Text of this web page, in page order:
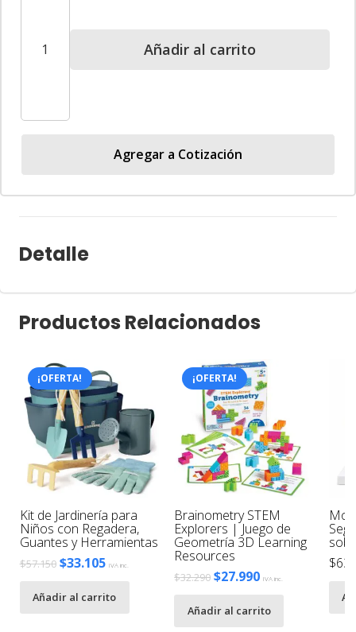
50x70
Doble
Añadir al carrito
Agregar a Cotización
Detalle
Productos Relacionados
¡OFERTA!
Kit de Jardinería para
Niños con Regadera,
Guantes y Herramientas
$57.150 El
original
$33.105El
actual
IVA inc.
Añadir al carrito
¡OFERTA!
Brainometry STEM
Explorers | Juego de
Geometría 3D Learning
Resources
$32.290 El
original
$27.990El
actual
IVA inc.
Añadir al carrito
$